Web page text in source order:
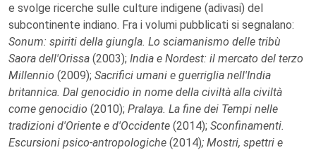
e svolge ricerche sulle culture indigene (adivasi) del
subcontinente indiano. Fra i volumi pubblicati si segnalano:
Sonum: spiriti della giungla. Lo sciamanismo delle tribù
Saora dell'Orissa (2003); India e Nordest: il mercato del terzo
Millennio (2009); Sacrifici umani e guerriglia nell'India
britannica. Dal genocidio in nome della civiltà alla civiltà
come genocidio (2010); Pralaya. La fine dei Tempi nelle
tradizioni d'Oriente e d'Occidente (2014); Sconfinamenti.
Escursioni psico-antropologiche (2014); Mostri, spettri e